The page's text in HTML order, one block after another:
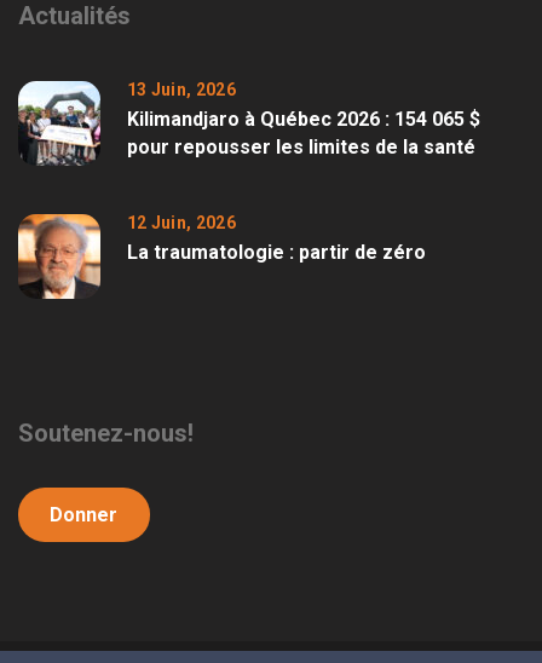
Actualités
13 Juin, 2026
Kilimandjaro à Québec 2026 : 154 065 $
pour repousser les limites de la santé
12 Juin, 2026
La traumatologie : partir de zéro
Soutenez-nous!
Donner